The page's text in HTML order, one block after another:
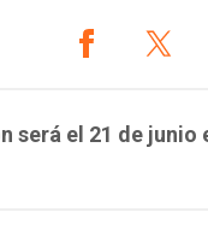
será el 21 de junio